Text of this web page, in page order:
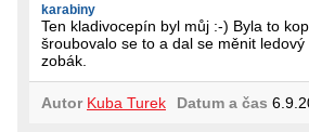
karabiny
Ten kladivocepín byl můj :-) Byla to
šroubovalo se to a dal se měnit
zobák.
Autor Kuba Turek Datum a čas